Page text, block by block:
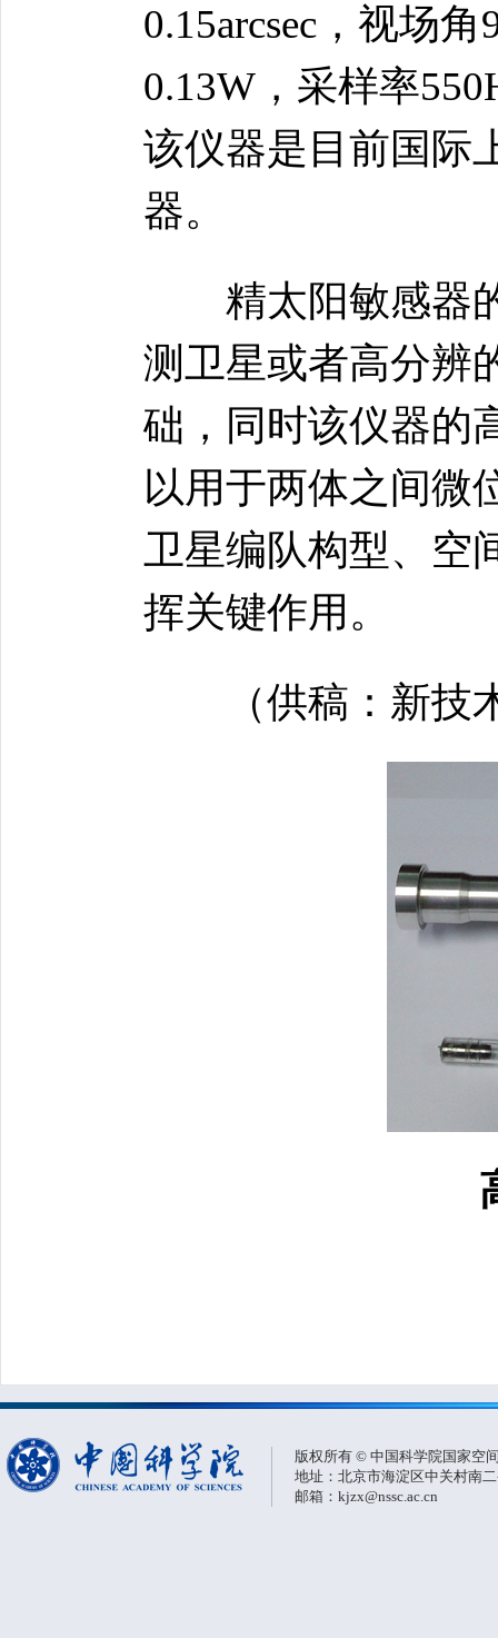
0.15arcsec，视场
0.13W，采样率
该仪器是目前国际
器。
精太阳敏感器的
测卫星或者高分辨
础，同时该仪器的
以用于两体之间微
卫星编队构型、空
挥关键作用。
（供稿：新技
版权所有 © 中国科学院国家空
地址：北京市海淀区中关村南
邮箱：kjzx@nssc.ac.cn